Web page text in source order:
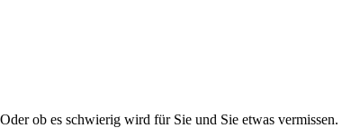
ob es schwierig wird für Sie und Sie etwas vermissen.